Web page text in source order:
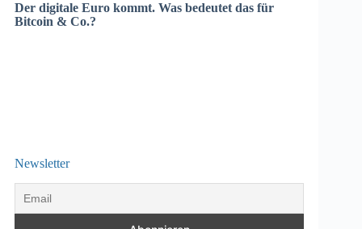
Der digitale Euro kommt. Was bedeutet das für
Bitcoin & Co.?
Newsletter